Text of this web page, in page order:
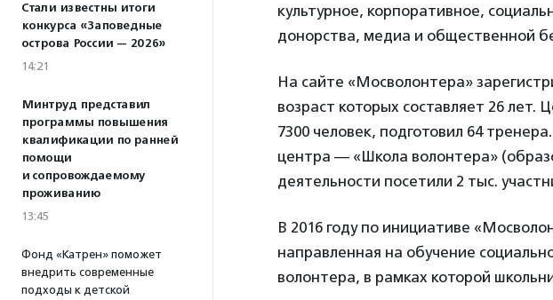
Стали известны итоги
конкурса «Заповедные
острова России — 2026»
14:21
Минтруд представил
программы повышения
квалификации по ранней
помощи
и сопровождаемому
проживанию
13:45
Фонд «Катрен» поможет
внедрить современные
подходы к детской
культурное, корпоративное,
донорства, медиа и общественной
На сайте «Мосволонтера»
возраст которых составляет 26 лет.
7300 человек, подготовил 64
центра — «Школа волонтера»
деятельности посетили 2 тыс.
В 2016 году по инициативе
направленная на обучение
волонтера, в рамках которой